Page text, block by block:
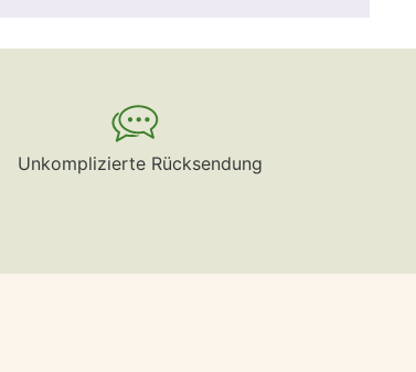
Unkomplizierte Rücksendung